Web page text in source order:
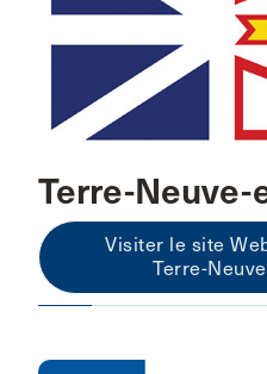
Terre-Neuve-
Visiter le site
Terre-